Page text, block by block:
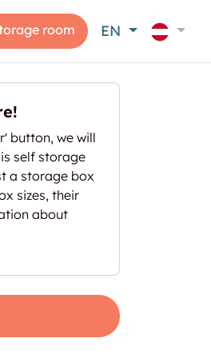
room EN
button, we will
self storage
a storage box
sizes, their
about